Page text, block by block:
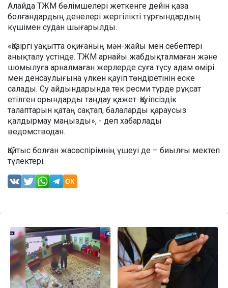
Алайда ТЖМ бөлімшелері жеткенге дейін қаза
болғандардың денелері жергілікті тұрғындардың
күшімен судан шығарылды.
«Қазіргі уақытта оқиғаның мән-жайы мен себептері
анықталу үстінде. ТЖМ арнайы жабдықталмаған және
шомылуға арналмаған жерлерде суға түсу адам өмірі
мен денсаулығына үлкен қауіп төндіретінін еске
салады. Су айдындарында тек ресми түрде рұқсат
етілген орындарды таңдау қажет. Қауіпсіздік
талаптарын қатаң сақтап, балаларды қараусыз
қалдырмау маңызды», - деп хабарлады
ведомстводан.
Қайтыс болған жасөспірімнің үшеуі де – биылғы мектеп
түлектері.